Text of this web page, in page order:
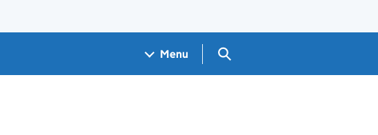
Menu Search GOV.UK